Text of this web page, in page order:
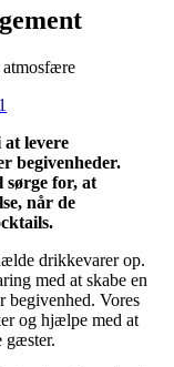
atmosfære
at levere
begivenheder.
sørge for, at
når de
drikkevarer op.
med at skabe en
begivenhed. Vores
og hjælpe med at
gæster.